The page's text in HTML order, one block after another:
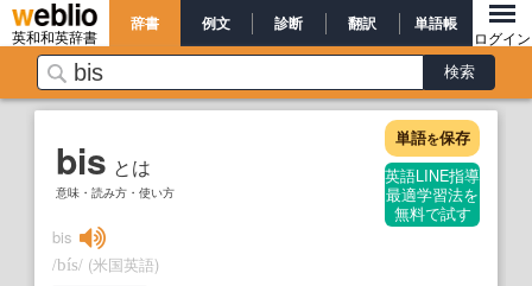
英和和英辞書
辞書 例文 診断 翻訳 単語帳
ログイン
bis とは
意味・読み方・使い方
単語を保存
英語LINE指導
最適学習法を
無料で試す
bis
/bís/ (米国英語)